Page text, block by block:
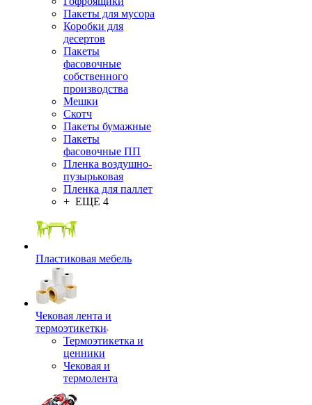
Пакеты для мусора
Коробки для
десертов
Пакеты
фасовочные
собственного
производства
Мешки
Скотч
Пакеты бумажные
Пакеты
фасовочные ПП
Пленка воздушно-
пузырьковая
Пленка для паллет
+ ЕЩЕ 4
Пластиковая мебель
Чековая лента и
термоэтикетки
Термоэтикетка и
ценники
Чековая и
термолента